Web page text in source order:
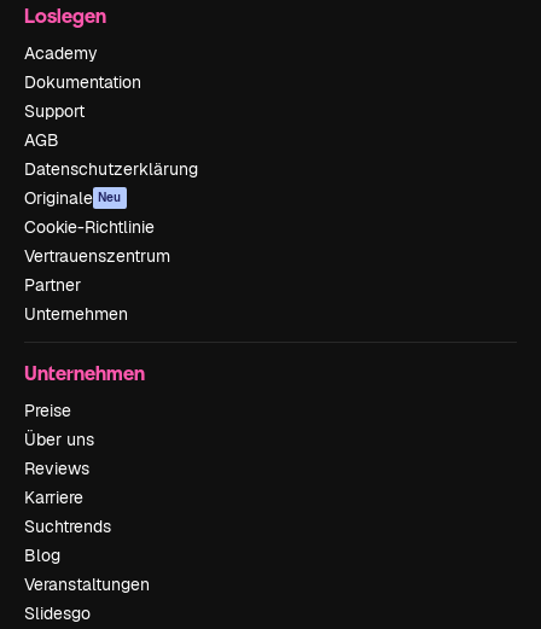
Loslegen
Academy
Dokumentation
Support
AGB
Datenschutzerklärung
Originale Neu
Cookie-Richtlinie
Vertrauenszentrum
Partner
Unternehmen
Unternehmen
Preise
Über uns
Reviews
Karriere
Suchtrends
Blog
Veranstaltungen
Slidesgo